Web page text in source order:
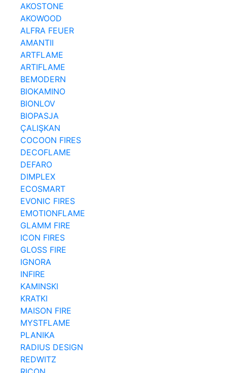
AKOSTONE
AKOWOOD
ALFRA FEUER
AMANTII
ARTFLAME
ARTIFLAME
BEMODERN
BIOKAMINO
BIONLOV
BIOPASJA
ÇALIŞKAN
COCOON FIRES
DECOFLAME
DEFARO
DIMPLEX
ECOSMART
EVONIC FIRES
EMOTIONFLAME
GLAMM FIRE
ICON FIRES
GLOSS FIRE
IGNORA
INFIRE
KAMINSKI
KRATKI
MAISON FIRE
MYSTFLAME
PLANIKA
RADIUS DESIGN
REDWITZ